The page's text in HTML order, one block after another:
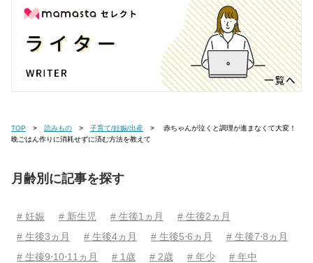
TOP 読みもの 子育て/妊娠/出産
晩ごはん作りに消耗せずに済む方法を教えて
月齢別に記事を探す
# 妊娠 # 新生児 # 生後1ヵ月
# 生後2ヵ月
# 生後3ヵ月
# 生後4ヵ月 # 生後5⋅6ヵ月
# 生後7⋅8ヵ月
# 生後9⋅10⋅11ヵ月
# 1歳 # 2歳 # 年少
# 年中